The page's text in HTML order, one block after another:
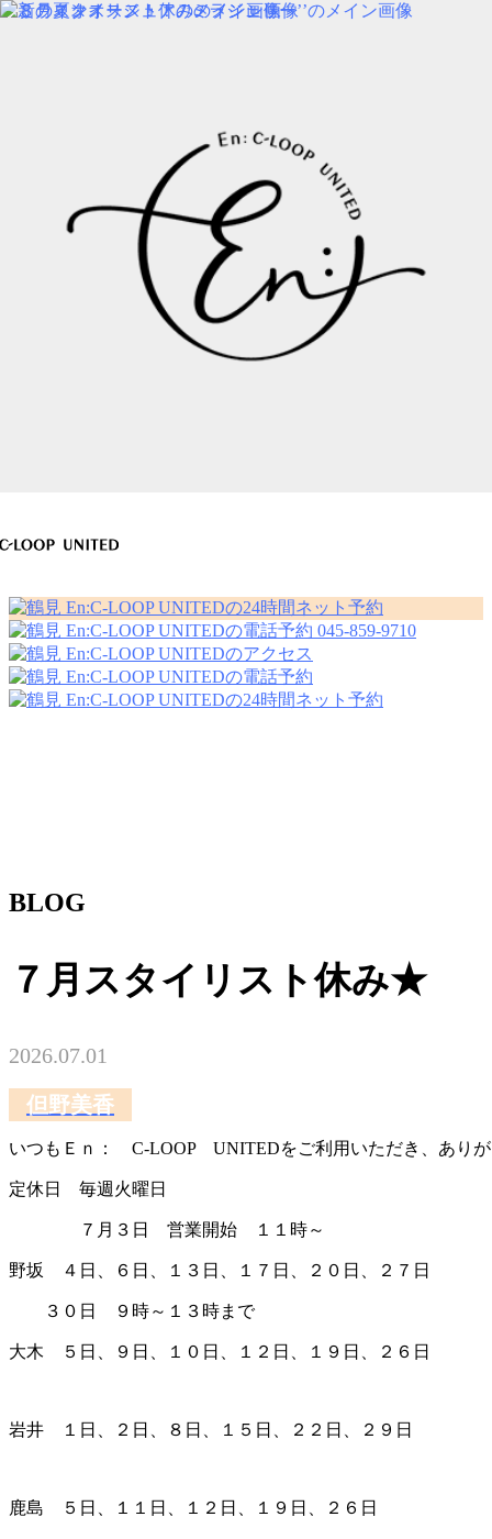
img:is([sizes=auto i],[sizes^="auto," i]){contain-intrinsic-
SALON INFORMATION
RECRUIT
045-859-9710
BLOG
７月スタイリスト休み★
2026.07.01
但野美香
いつもＥｎ： C-LOOP UNITEDをご利用いただき、ありが
定休日 毎週火曜日
７月３日 営業開始 １１時～
野坂 ４日、６日、１３日、１７日、２０日、２７日
３０日 ９時～１３時まで
大木 ５日、９日、１０日、１２日、１９日、２６日
岩井 １日、２日、８日、１５日、２２日、２９日
鹿島 ５日、１１日、１２日、１９日、２６日